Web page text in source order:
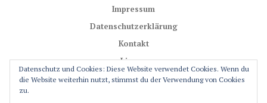
Impressum
Datenschutzerklärung
Kontakt
Lizenz
Trail-Rules
Datenschutz und Cookies: Diese Website verwendet Cookies. Wenn du
die Website weiterhin nutzt, stimmst du der Verwendung von Cookies
zu.